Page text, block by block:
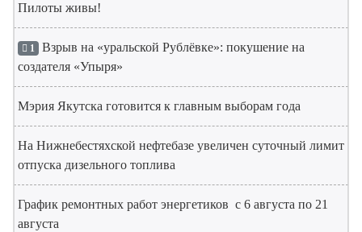
Пилоты живы!
1 Взрыв на «уральской Рублёвке»: покушение на
создателя «Упыря»
Мэрия Якутска готовится к главным выборам года
На Нижнебестяхской нефтебазе увеличен суточный лимит
отпуска дизельного топлива
График ремонтных работ энергетиков с 6 августа по 21
августа